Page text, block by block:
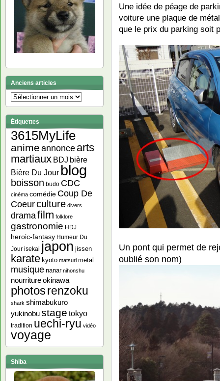
Une idée de péage de
voiture une plaque de
que le prix du parking soit
Un pont qui permet de
oublié son nom)
Anciens articles
Anciens
articles
Étiquettes
3615MyLife
anime annonce arts
martiaux BDJ bière
Bière Du Jour blog
boisson budo CDC
cinéma comédie Coup De
Coeurculture divers
dramafilm folklore
gastronomie HDJ
heroic-fantasy Humeur Du
Jour isekai japon jissen
karate kyoto matsuri metal
musique nanar nihonshu
nourritureokinawa
photosrenzoku
shark shimabukuro
yukinobustage tokyo
tradition uechi-ryu vidéo
voyage
Shiba